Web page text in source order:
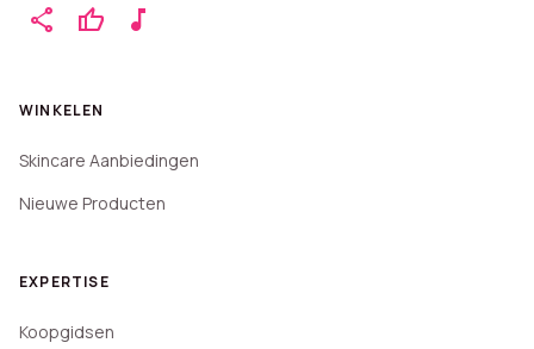
share thumb_up music_note
WINKELEN
Skincare Aanbiedingen
Nieuwe Producten
EXPERTISE
Koopgidsen